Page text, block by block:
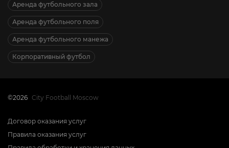
Аренда футбольного зала
Аренда футбольного поля
Аренда футбольного манежа
Корпоративный футбол
©2026 City Football Moscow
Договор оказания услуг
Правила оказания услуг